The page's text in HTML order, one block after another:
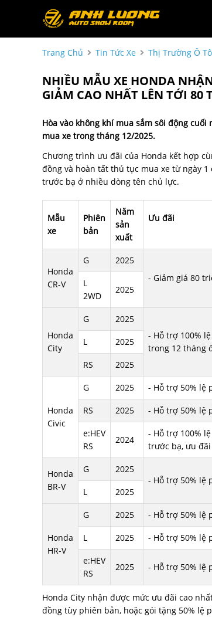
Trang Chủ Tin Tức Xe Thị Trường Ô Tô
NHIỀU MẪU XE HONDA
GIẢM CAO NHẤT LÊN TỚI 80
Hòa vào không khí mua sắm sôi động
mua xe trong tháng 12/2025.
Chương trình ưu đãi của Honda kết hợp
đồng và hoàn tất thủ tục mua xe từ ngày
trước bạ ở nhiều dòng tên chủ lực.
Mẫu
xe
Phiên
bản
Năm
sản
xuất
Ưu đãi
Honda
CR-V
G
2025
- Giảm giá 80
L
2WD
2025
Honda
City
G
2025
- Hỗ trợ 100%
trong 12 tháng
L 2025
RS 2025
Honda
Civic
G 2025 - Hỗ trợ 50% lệ
RS 2025 - Hỗ trợ 50% lệ
e:HEV
RS
2024
- Hỗ trợ 100%
trước bạ, ưu
Honda
BR-V
G
2025
- Hỗ trợ 50% lệ
L
2025
Honda
HR-V
G 2025 - Hỗ trợ 50% lệ
L 2025 - Hỗ trợ 50% lệ
e:HEV
RS
2025 - Hỗ trợ 50% lệ
Honda City nhận được mức ưu đãi cao
đồng tùy phiên bản, hoặc gói tặng 50% lệ